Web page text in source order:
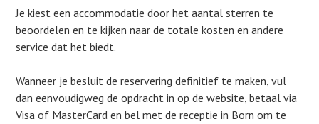
Je kiest een accommodatie door het aantal sterren te
beoordelen en te kijken naar de totale kosten en andere
service dat het biedt.
Wanneer je besluit de reservering definitief te maken, vul
dan eenvoudigweg de opdracht in op de website, betaal via
Visa of MasterCard en bel met de receptie in Born om te